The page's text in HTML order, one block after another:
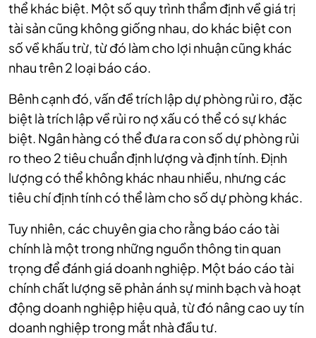
thể khác biệt. Một số quy trình thẩm định về giá trị
tài sản cũng không giống nhau, do khác biệt con
số về khấu trừ, từ đó làm cho lợi nhuận cũng khác
nhau trên 2 loại báo cáo.
Bênh cạnh đó, vấn đề trích lập dự phòng rủi ro, đặc
biệt là trích lập về rủi ro nợ xấu có thể có sự khác
biệt. Ngân hàng có thể đưa ra con số dự phòng rủi
ro theo 2 tiêu chuẩn định lượng và định tính. Định
lượng có thể không khác nhau nhiều, nhưng các
tiêu chí định tính có thể làm cho số dự phòng khác.
Tuy nhiên, các chuyên gia cho rằng báo cáo tài
chính là một trong những nguồn thông tin quan
trọng để đánh giá doanh nghiệp. Một báo cáo tài
chính chất lượng sẽ phản ánh sự minh bạch và hoạt
động doanh nghiệp hiệu quả, từ đó nâng cao uy tín
doanh nghiệp trong mắt nhà đầu tư.